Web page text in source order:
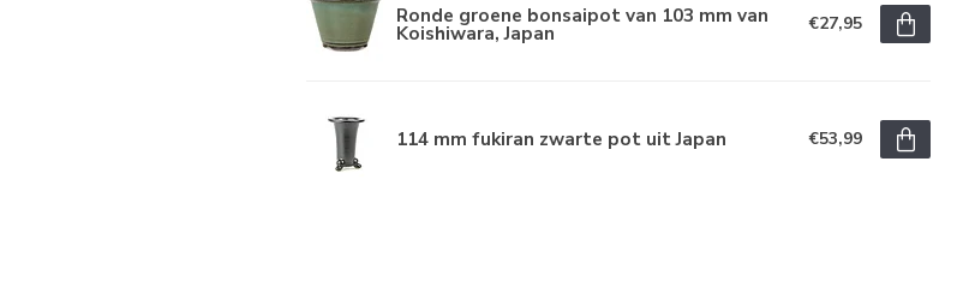
Ronde groene bonsaipot van 103 mm van
Koishiwara, Japan €27,95
114 mm fukiran zwarte pot uit Japan €53,99